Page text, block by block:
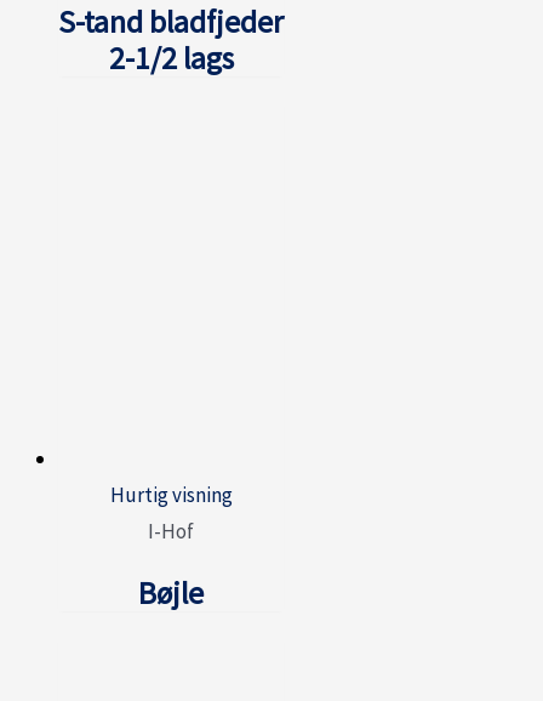
S-tand bladfjeder
2-1/2 lags
Hurtig visning
I-Hof
Bøjle